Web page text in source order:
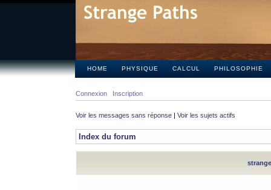
HOME PHYSIQUE CALCUL PHILOSOPHIE
Connexion Inscription
Voir les messages sans réponse | Voir les sujets actifs
Index du forum